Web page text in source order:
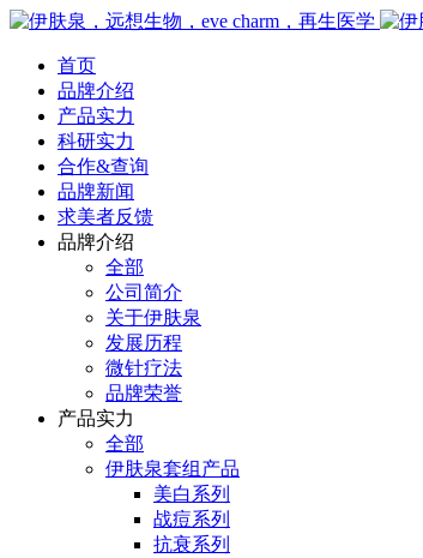
首页
品牌介绍
产品实力
科研实力
合作&查询
品牌新闻
求美者反馈
品牌介绍
全部
公司简介
关于伊肤泉
发展历程
微针疗法
品牌荣誉
产品实力
全部
伊肤泉套组产品
美白系列
战痘系列
抗衰系列